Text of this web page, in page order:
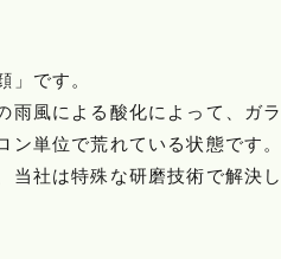
です。
風による酸化によって、ガ
単位で荒れている状態です。
当社は特殊な研磨技術で解決し